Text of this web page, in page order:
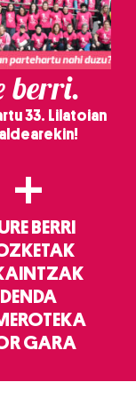
berri.
33. Lilatoian
+
BERRI
DENDA
GARA